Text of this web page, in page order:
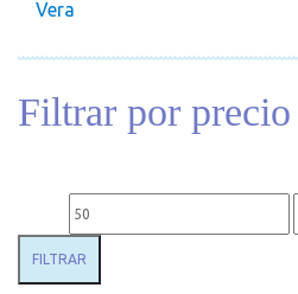
Vera
Filtrar por precio
Precio mínimo
FILTRAR